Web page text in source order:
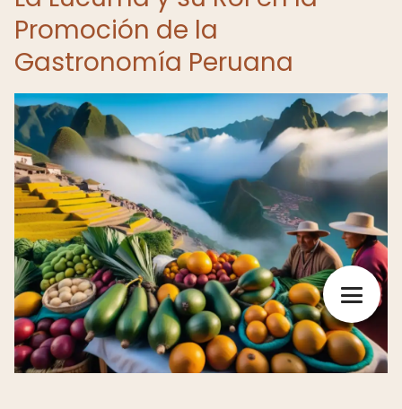
Promoción de la
Gastronomía Peruana